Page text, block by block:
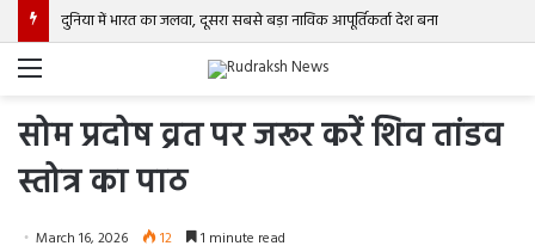
दुनिया में भारत का जलवा, दूसरा सबसे बड़ा नाविक आपूर्तिकर्ता देश बना
Menu
सोम प्रदोष व्रत पर जरूर करें शिव तांडव
स्तोत्र का पाठ
March 16, 2026 12 1 minute read